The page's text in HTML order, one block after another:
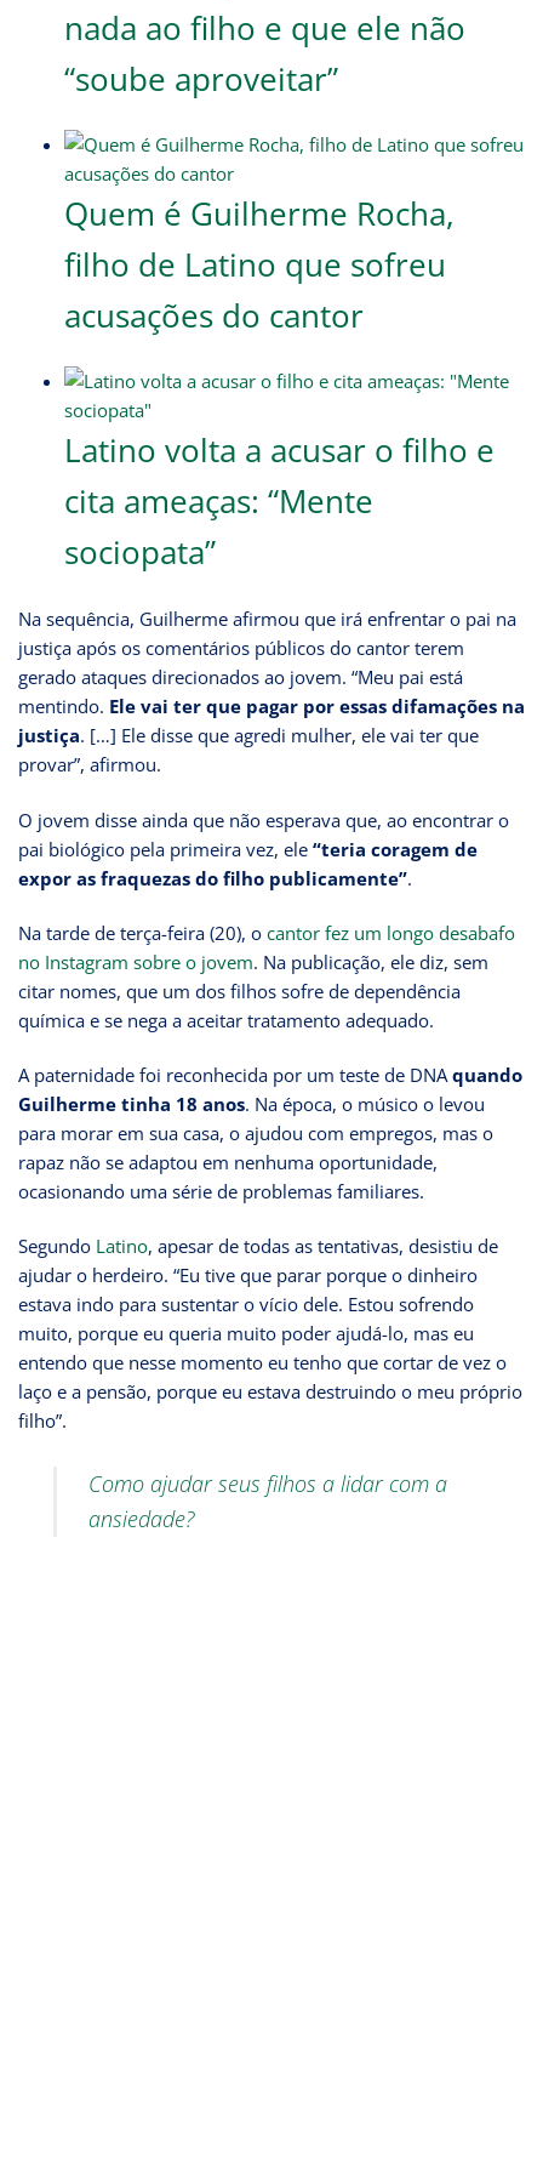
nada ao filho e que ele não
“soube aproveitar”
Quem é Guilherme Rocha,
filho de Latino que sofreu
acusações do cantor
Latino volta a acusar o filho e
cita ameaças: “Mente
sociopata”
Na sequência, Guilherme afirmou que irá enfrentar o pai na
justiça após os comentários públicos do cantor terem
gerado ataques direcionados ao jovem. “Meu pai está
mentindo. Ele vai ter que pagar por essas difamações na
justiça. […] Ele disse que agredi mulher, ele vai ter que
provar”, afirmou.
O jovem disse ainda que não esperava que, ao encontrar o
pai biológico pela primeira vez, ele “teria coragem de
expor as fraquezas do filho publicamente”.
Na tarde de terça-feira (20), o cantor fez um longo desabafo
no Instagram sobre o jovem. Na publicação, ele diz, sem
citar nomes, que um dos filhos sofre de dependência
química e se nega a aceitar tratamento adequado.
A paternidade foi reconhecida por um teste de DNAquando
Guilherme tinha 18 anos. Na época, o músico o levou
para morar em sua casa, o ajudou com empregos, mas o
rapaz não se adaptou em nenhuma oportunidade,
ocasionando uma série de problemas familiares.
Segundo Latino, apesar de todas as tentativas, desistiu de
ajudar o herdeiro. “Eu tive que parar porque o dinheiro
estava indo para sustentar o vício dele. Estou sofrendo
muito, porque eu queria muito poder ajudá-lo, mas eu
entendo que nesse momento eu tenho que cortar de vez o
laço e a pensão, porque eu estava destruindo o meu próprio
filho”.
Como ajudar seus filhos a lidar com a
ansiedade?